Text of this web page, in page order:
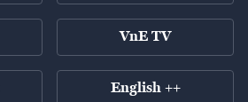
VnE TV
English ++